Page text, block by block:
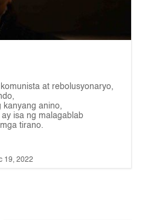
at rebolusyonaryo,
anino,
ay isa ng malagablab
tirano.
19, 2022